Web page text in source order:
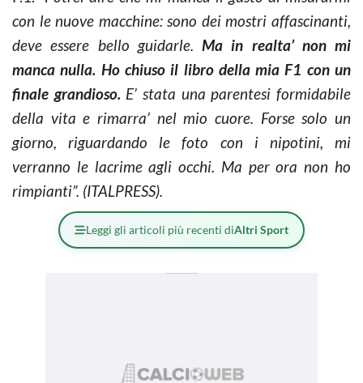
con le nuove macchine: sono dei mostri affascinanti,
deve essere bello guidarle. Ma in realta’ non mi
manca nulla. Ho chiuso il libro della mia F1 con un
finale grandioso.E’ stata una parentesi formidabile
della vita e rimarra’ nel mio cuore. Forse solo un
giorno, riguardando le foto con i nipotini, mi
verranno le lacrime agli occhi. Ma per ora non ho
rimpianti”. (ITALPRESS).
Leggi gli articoli più recenti diAltri Sport